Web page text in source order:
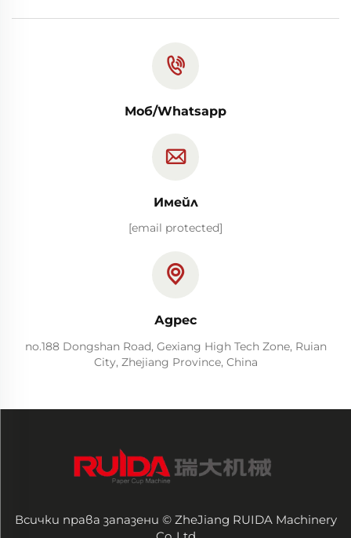
Моб/Whatsapp
Имейл
[email protected]
Адрес
no.188 Dongshan Road, Gexiang High Tech Zone, Ruian
City, Zhejiang Province, China
Всички права запазени © ZheJiang RUIDA Machinery